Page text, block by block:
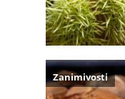
Zanimivosti